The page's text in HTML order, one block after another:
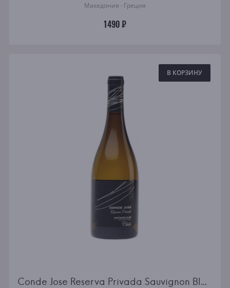
Македония · Греция
1490 ₽
В КОРЗИНУ
Conde Jose Reserva Privada Sauvignon Blanc